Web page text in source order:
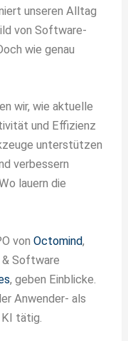
unseren Alltag
von Software-
wie genau
wir, wie aktuelle
und Effizienz
unterstützen
verbessern
lauern die
vonOctomind,
Software
, geben Einblicke.
Anwender- als
tätig.